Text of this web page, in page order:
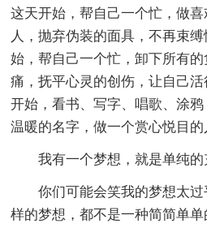
这天开始，帮自己一个忙，做
人，抛弃伪装的面具，不再束
始，帮自己一个忙，卸下所有
痛，抚平心灵的创伤，让自己
开始，看书、写字、唱歌、涂
温暖的名字，做一个赏心悦目的
我有一个梦想，就是单纯的
你们可能会笑我的梦想太
样的梦想，都不是一种简简单